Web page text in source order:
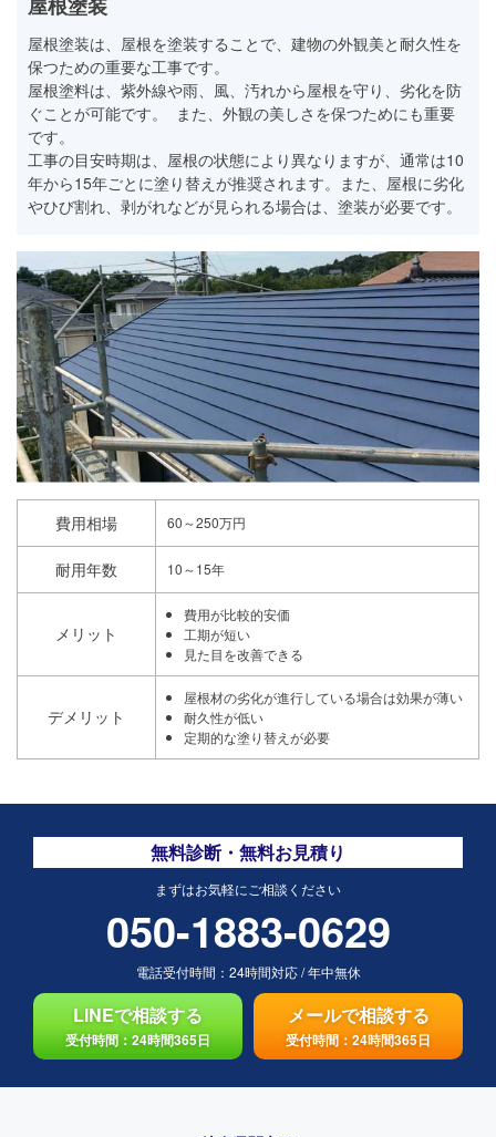
屋根塗装は、屋根を塗装することで、建物の外観美と耐久性を
保つための重要な工事です。
屋根塗料は、紫外線や雨、風、汚れから屋根を守り、劣化を防
ぐことが可能です。 また、外観の美しさを保つためにも重要
です。
工事の目安時期は、屋根の状態により異なりますが、通常は10
年から15年ごとに塗り替えが推奨されます。また、屋根に劣化
やひび割れ、剥がれなどが見られる場合は、塗装が必要です。
費用相場 60～250万円
耐用年数 10～15年
メリット
費用が比較的安価
工期が短い
見た目を改善できる
デメリット
屋根材の劣化が進行している場合は効果が薄い
耐久性が低い
定期的な塗り替えが必要
無料診断・無料お見積り
まずはお気軽にご相談ください
050-1883-0629
電話受付時間： 24時間対応/年中無休
LINEで相談する
受付時間：24時間365日
メールで相談する
受付時間：24時間365日